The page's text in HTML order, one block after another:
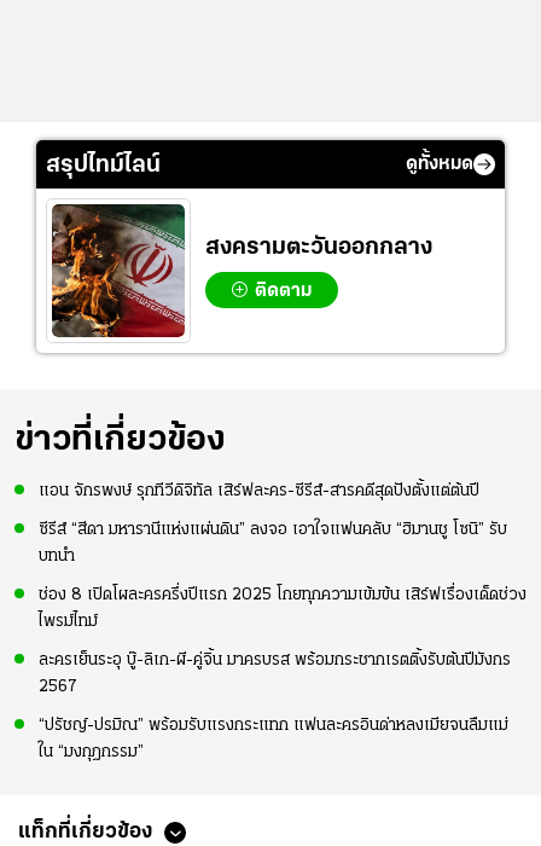
สรุปไทม์ไลน์ ดูทั้งหมด
สงครามตะวันออกกลาง
ติดตาม
ข่าวที่เกี่ยวข้อง
แอน จักรพงษ์ รุกทีวีดิจิทัล เสิร์ฟละคร-ซีรีส์-สารคดีสุดปังตั้งแต่ต้นปี
ซีรีส์ “สีดา มหารานีแห่งแผ่นดิน” ลงจอ เอาใจแฟนคลับ “ฮิมานชู โซนิ” รับ
บทนำ
ช่อง 8 เปิดโผละครครึ่งปีแรก 2025 โกยทุกความเข้มข้น เสิร์ฟเรื่องเด็ดช่วง
ไพรม์ไทม์
ละครเย็นระอุ บู๊-ลิเก-ผี-คู่จิ้น มาครบรส พร้อมกระชากเรตติ้งรับต้นปีมังกร
2567
“ปรัชญ์-ปรมิณ” พร้อมรับแรงกระแทก แฟนละครอินด่าหลงเมียจนลืมแม่
ใน “มงกุฎกรรม”
แท็กที่เกี่ยวข้อง